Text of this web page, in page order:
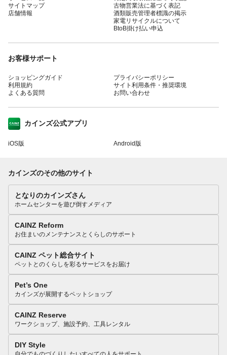
サイトマップ
店舗情報
古物営業法に基づく表記
酒類販売管理者標識の掲示
家電リサイクルについて
BtoB掛け払い申込
お客様サポート
ショッピングガイド
利用規約
よくある質問
プライバシーポリシー
サイト利用条件・推奨環境
お問い合わせ
カインズ公式アプリ
iOS版 Android版
カインズのその他のサイト
となりのカインズさん
ホームセンターを遊び倒すメディア
CAINZ Reform
お住まいのメンテナンスとくらしのサポート
CAINZ ペット総合サイト
ペットとのくらしを彩るサービスをお届け
Pet’s One
カインズが展開するペットショップ
CAINZ Reserve
ワークショップ、施設予約、工具レンタル
DIY Style